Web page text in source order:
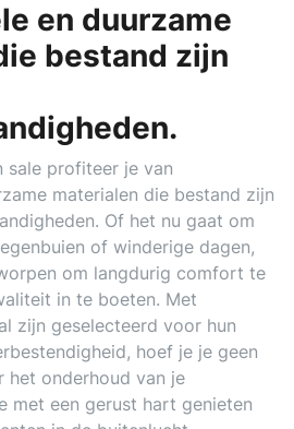
en duurzame
bestand zijn
sale profiteer je van
materialen die bestand zijn
Of het nu gaat om
of winderige dagen,
om langdurig comfort te
in te boeten. Met
zijn geselecteerd voor hun
hoef je je geen
het onderhoud van je
met een gerust hart genieten